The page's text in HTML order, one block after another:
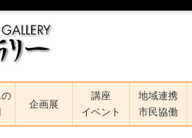
企画展
講座
イベント
地域連携
市民協働